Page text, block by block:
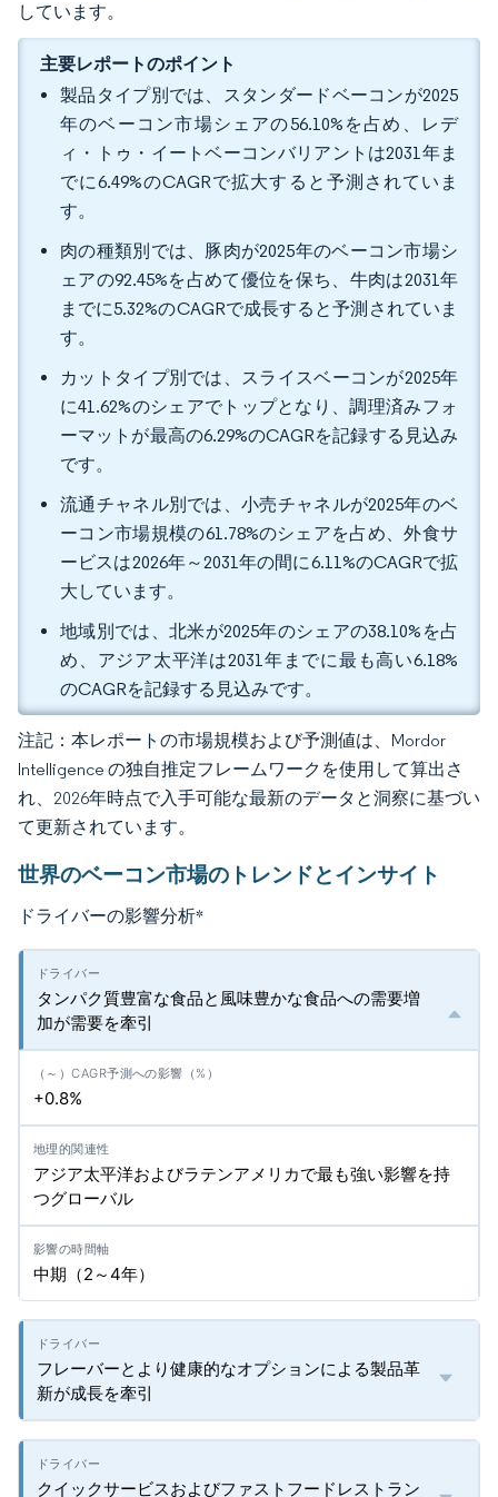
しています。
主要レポートのポイント
製品タイプ別では、スタンダードベーコンが2025
年のベーコン市場シェアの56.10%を占め、レデ
ィ・トゥ・イートベーコンバリアントは2031年ま
でに6.49%のCAGRで拡大すると予測されていま
す。
肉の種類別では、豚肉が2025年のベーコン市場シ
ェアの92.45%を占めて優位を保ち、牛肉は2031年
までに5.32%のCAGRで成長すると予測されていま
す。
カットタイプ別では、スライスベーコンが2025年
に41.62%のシェアでトップとなり、調理済みフォ
ーマットが最高の6.29%のCAGRを記録する見込み
です。
流通チャネル別では、小売チャネルが2025年のベ
ーコン市場規模の61.78%のシェアを占め、外食サ
ービスは2026年～2031年の間に6.11%のCAGRで拡
大しています。
地域別では、北米が2025年のシェアの38.10%を占
め、アジア太平洋は2031年までに最も高い6.18%
のCAGRを記録する見込みです。
注記：本レポートの市場規模および予測値は、Mordor
Intelligence の独自推定フレームワークを使用して算出さ
れ、2026年時点で入手可能な最新のデータと洞察に基づい
て更新されています。
世界のベーコン市場のトレンドとインサイト
ドライバーの影響分析*
タンパク質豊富な食品と風味豊かな食品への需要増
加が需要を牽引
+0.8%
アジア太平洋およびラテンアメリカで最も強い影響を持
つグローバル
中期（2～4年）
フレーバーとより健康的なオプションによる製品革
新が成長を牽引
クイックサービスおよびファストフードレストラン